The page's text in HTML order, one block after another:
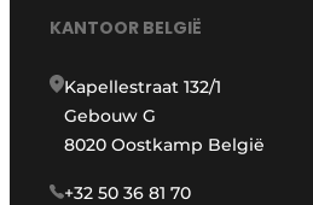
KANTOOR BELGIË
Kapellestraat 132/1
Gebouw G
8020 Oostkamp België
+32 50 36 81 70